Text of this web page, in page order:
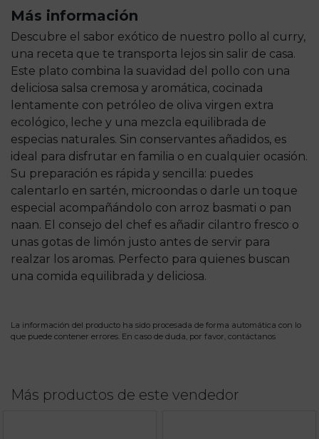
Más información
Descubre el sabor exótico de nuestro pollo al curry,
una receta que te transporta lejos sin salir de casa.
Este plato combina la suavidad del pollo con una
deliciosa salsa cremosa y aromática, cocinada
lentamente con petróleo de oliva virgen extra
ecológico, leche y una mezcla equilibrada de
especias naturales. Sin conservantes añadidos, es
ideal para disfrutar en familia o en cualquier ocasión.
Su preparación es rápida y sencilla: puedes
calentarlo en sartén, microondas o darle un toque
especial acompañándolo con arroz basmati o pan
naan. El consejo del chef es añadir cilantro fresco o
unas gotas de limón justo antes de servir para
realzar los aromas. Perfecto para quienes buscan
una comida equilibrada y deliciosa.
La información del producto ha sido procesada de forma automática con lo
que puede contener errores. En caso de duda, por favor, contáctanos
Más productos de este vendedor